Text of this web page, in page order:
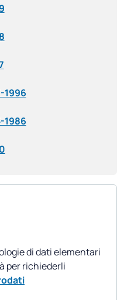
1996
1986
di dati elementari
per richiederli